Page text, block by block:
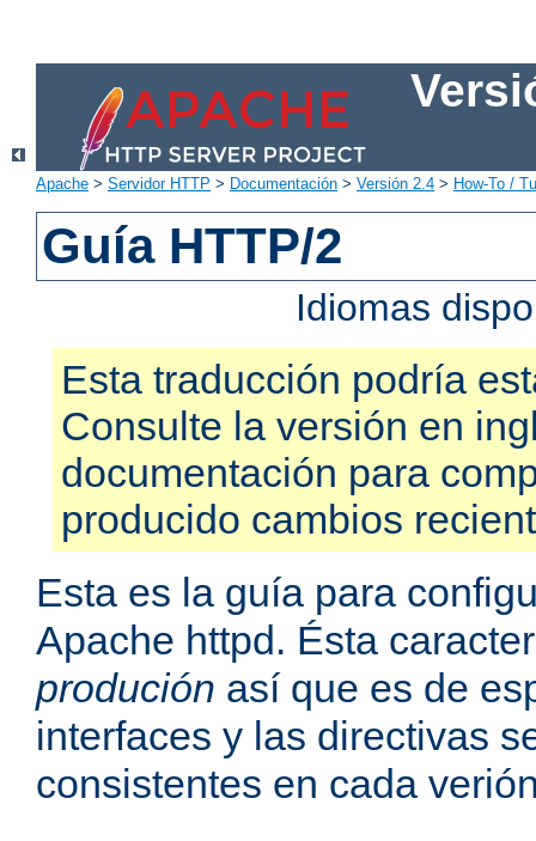
Apache > Servidor HTTP > Documentación > Versión 2.4 > How-To /
Guía HTTP/2
Idiomas
Esta traducción podría
Consulte la versión en
documentación para
producido cambios
Esta es la guía para
Apache httpd. Ésta
produción así que es de
interfaces y las directivas
consistentes en cada